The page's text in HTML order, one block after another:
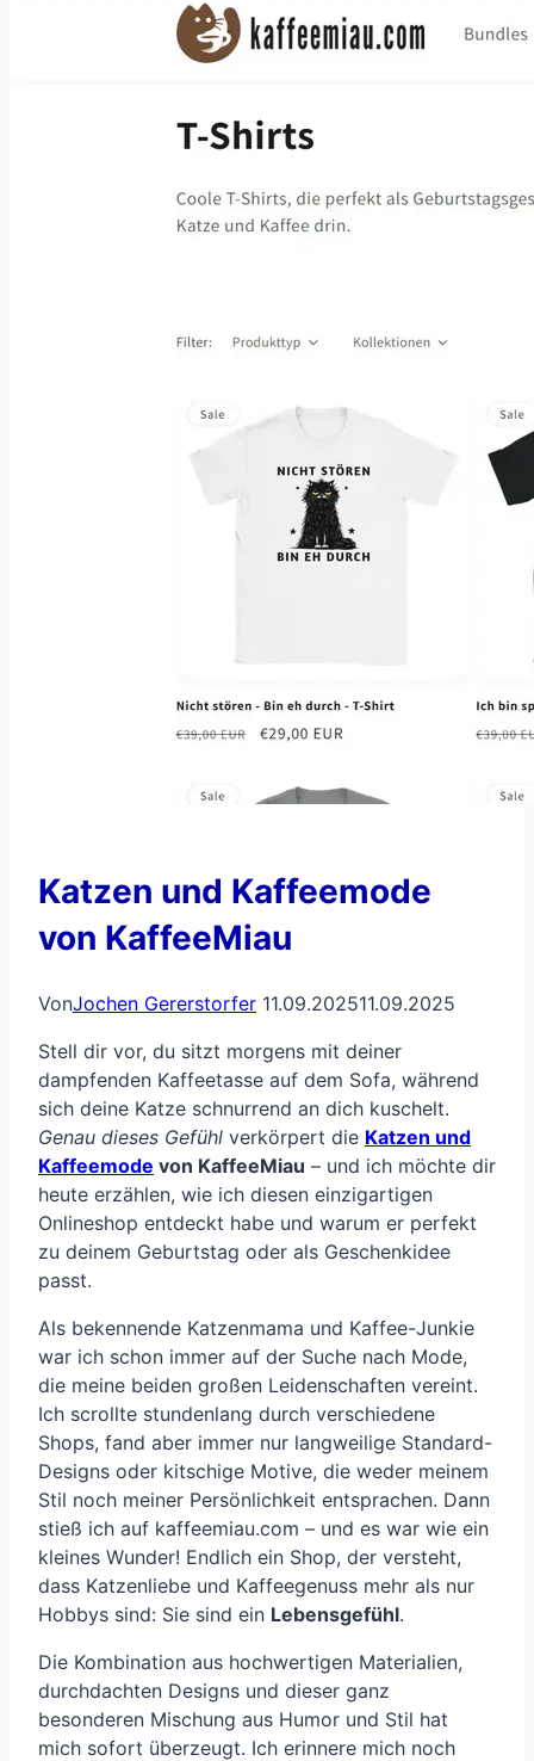
Katzen und Kaffeemode
von KaffeeMiau
VonJochen Gererstorfer 11.09.202511.09.2025
Stell dir vor, du sitzt morgens mit deiner
dampfenden Kaffeetasse auf dem Sofa, während
sich deine Katze schnurrend an dich kuschelt.
Genau dieses Gefühl verkörpert die Katzen und
Kaffeemode von KaffeeMiau – und ich möchte dir
heute erzählen, wie ich diesen einzigartigen
Onlineshop entdeckt habe und warum er perfekt
zu deinem Geburtstag oder als Geschenkidee
passt.
Als bekennende Katzenmama und Kaffee-Junkie
war ich schon immer auf der Suche nach Mode,
die meine beiden großen Leidenschaften vereint.
Ich scrollte stundenlang durch verschiedene
Shops, fand aber immer nur langweilige Standard-
Designs oder kitschige Motive, die weder meinem
Stil noch meiner Persönlichkeit entsprachen. Dann
stieß ich auf kaffeemiau.com – und es war wie ein
kleines Wunder! Endlich ein Shop, der versteht,
dass Katzenliebe und Kaffeegenuss mehr als nur
Hobbys sind: Sie sind ein Lebensgefühl.
Die Kombination aus hochwertigen Materialien,
durchdachten Designs und dieser ganz
besonderen Mischung aus Humor und Stil hat
mich sofort überzeugt. Ich erinnere mich noch